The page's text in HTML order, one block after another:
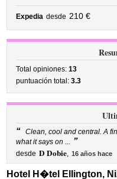
Expedia desde 210 €
Total opiniones:13
puntuación total:3.3
“ Clean, cool and central. A
what it says on ... ”
desde D Dobie, 16 años hace
Hotel H�tel Ellington,